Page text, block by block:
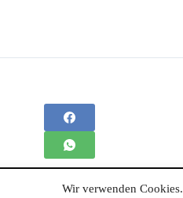
Wir verwenden Cookies.